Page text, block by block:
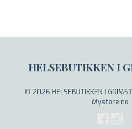
HELSEBUTIKKEN I
© 2026 HELSEBUTIKKEN I
Mystore.no